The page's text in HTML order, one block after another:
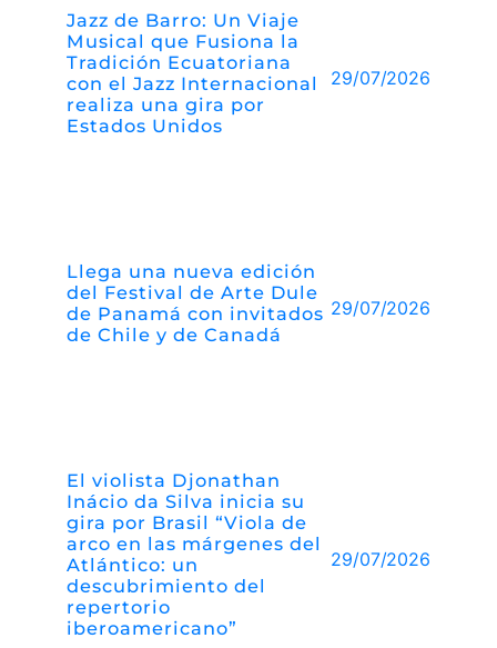
Jazz de Barro: Un Viaje
Musical que Fusiona la
Tradición Ecuatoriana
con el Jazz Internacional
realiza una gira por
Estados Unidos
29/07/2026
Llega una nueva edición
del Festival de Arte Dule
de Panamá con invitados
de Chile y de Canadá
29/07/2026
El violista Djonathan
Inácio da Silva inicia su
gira por Brasil “Viola de
arco en las márgenes del
Atlántico: un
descubrimiento del
repertorio
iberoamericano”
29/07/2026